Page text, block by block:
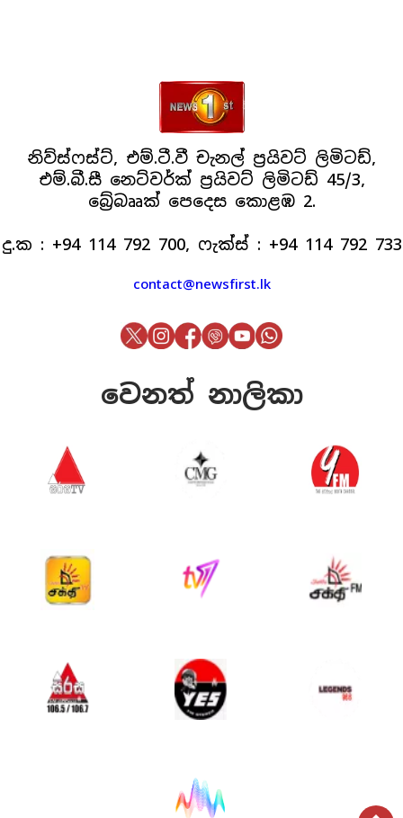
නිව්ස්ෆස්ට්, එම්.ටී.වී චැනල් ප්‍රයිවට් ලිමිටඩ්,
එම්.බී.සී නෙට්වර්ක් ප්‍රයිවට් ලිමිටඩ් 45/3,
බ්‍රේබෲක් පෙදෙස කොළඹ 2.
දු.ක : +94 114 792 700, ෆැක්ස් : +94 114 792 733
contact@newsfirst.lk
වෙනත් නාලිකා